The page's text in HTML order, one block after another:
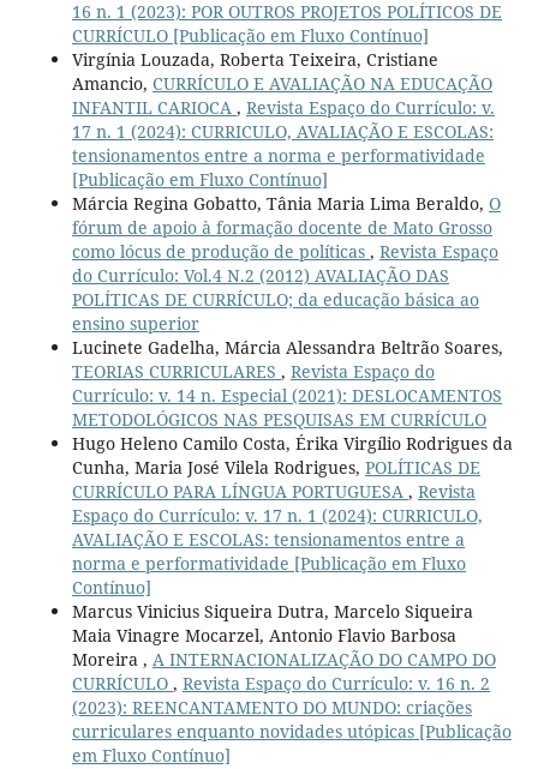
16 n. 1 (2023): POR OUTROS PROJETOS POLÍTICOS DE
CURRÍCULO [Publicação em Fluxo Contínuo]
Virgínia Louzada, Roberta Teixeira, Cristiane
Amancio, CURRÍCULO E AVALIAÇÃO NA EDUCAÇÃO
INFANTIL CARIOCA , Revista Espaço do Currículo: v.
17 n. 1 (2024): CURRICULO, AVALIAÇÃO E ESCOLAS:
tensionamentos entre a norma e performatividade
[Publicação em Fluxo Contínuo]
Márcia Regina Gobatto, Tânia Maria Lima Beraldo, O
fórum de apoio à formação docente de Mato Grosso
como lócus de produção de políticas , Revista Espaço
do Currículo: Vol.4 N.2 (2012) AVALIAÇÃO DAS
POLÍTICAS DE CURRÍCULO; da educação básica ao
ensino superior
Lucinete Gadelha, Márcia Alessandra Beltrão Soares,
TEORIAS CURRICULARES , Revista Espaço do
Currículo: v. 14 n. Especial (2021): DESLOCAMENTOS
METODOLÓGICOS NAS PESQUISAS EM CURRÍCULO
Hugo Heleno Camilo Costa, Érika Virgílio Rodrigues da
Cunha, Maria José Vilela Rodrigues, POLÍTICAS DE
CURRÍCULO PARA LÍNGUA PORTUGUESA , Revista
Espaço do Currículo: v. 17 n. 1 (2024): CURRICULO,
AVALIAÇÃO E ESCOLAS: tensionamentos entre a
norma e performatividade [Publicação em Fluxo
Contínuo]
Marcus Vinicius Siqueira Dutra, Marcelo Siqueira
Maia Vinagre Mocarzel, Antonio Flavio Barbosa
Moreira , A INTERNACIONALIZAÇÃO DO CAMPO DO
CURRÍCULO , Revista Espaço do Currículo: v. 16 n. 2
(2023): REENCANTAMENTO DO MUNDO: criações
curriculares enquanto novidades utópicas [Publicação
em Fluxo Contínuo]